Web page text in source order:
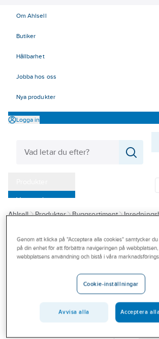
Om Ahlsell
Butiker
Hållbarhet
Jobba hos oss
Nya produkter
Logga in
Varumärken
Kampanjer
Outlet
Branscher
Ahlsell Produkter Byggsortiment
A-
VL
Genom att klicka på "Acceptera alla cookies" samtycker
på din enhet för att förbättra navigeringen på
webbplatsens användning och bistå i våra
Cookie-inställningar
Avvisa alla Acceptera